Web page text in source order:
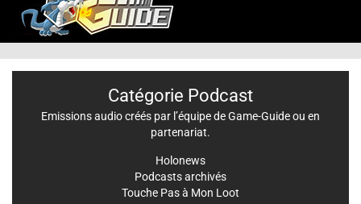
Catégorie Podcast
Emissions audio créés par l’équipe de Game-Guide ou en
partenariat.
Holonews
Podcasts archivés
Touche Pas à Mon Loot